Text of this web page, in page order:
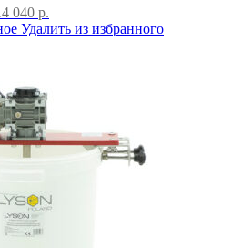
040 р.
Удалить из избранного